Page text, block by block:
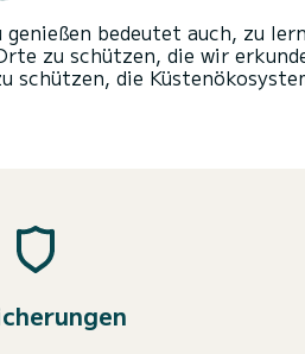
bedeutet auch, zu
zu schützen, die wir
schützen, die